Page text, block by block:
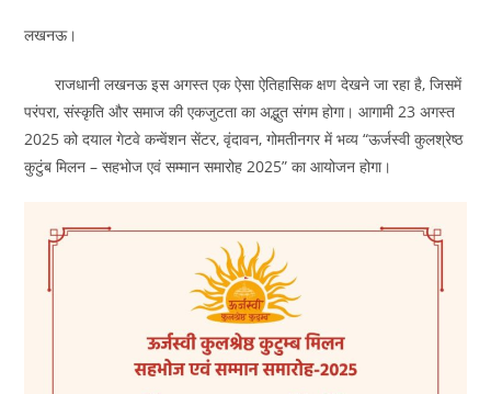
लखनऊ।
राजधानी लखनऊ इस अगस्त एक ऐसा ऐतिहासिक क्षण देखने जा रहा है, जिसमें
परंपरा, संस्कृति और समाज की एकजुटता का अद्भुत संगम होगा। आगामी 23 अगस्त
2025 को दयाल गेटवे कन्वेंशन सेंटर, वृंदावन, गोमतीनगर में भव्य “ऊर्जस्वी कुलश्रेष्ठ
कुटुंब मिलन – सहभोज एवं सम्मान समारोह 2025” का आयोजन होगा।